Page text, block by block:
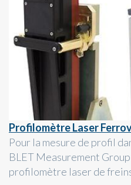
Profilomètre Laser
Pour la mesure de profil
BLET Measurement
profilomètre laser de